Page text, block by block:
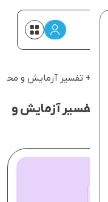
+ تفسیر آزمایش و
+ تفسیر آزمایش و